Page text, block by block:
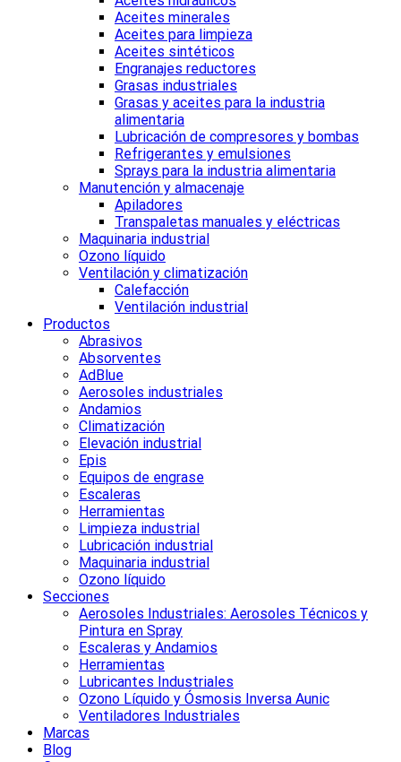
Aceites minerales
Aceites para limpieza
Aceites sintéticos
Engranajes reductores
Grasas industriales
Grasas y aceites para la industria
alimentaria
Lubricación de compresores y bombas
Refrigerantes y emulsiones
Sprays para la industria alimentaria
Manutención y almacenaje
Apiladores
Transpaletas manuales y eléctricas
Maquinaria industrial
Ozono líquido
Ventilación y climatización
Calefacción
Ventilación industrial
Productos
Abrasivos
Absorventes
AdBlue
Aerosoles industriales
Andamios
Climatización
Elevación industrial
Epis
Equipos de engrase
Escaleras
Herramientas
Limpieza industrial
Lubricación industrial
Maquinaria industrial
Ozono líquido
Secciones
Aerosoles Industriales: Aerosoles Técnicos y
Pintura en Spray
Escaleras y Andamios
Herramientas
Lubricantes Industriales
Ozono Líquido y Ósmosis Inversa Aunic
Ventiladores Industriales
Marcas
Blog